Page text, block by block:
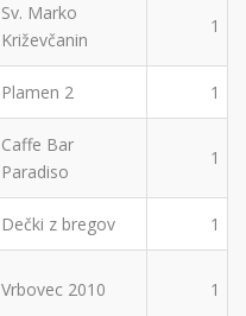
Sv. Marko
Križevčanin
1
Plamen 2 1
Caffe Bar
Paradiso
1
Dečki z bregov 1
Vrbovec 2010 1